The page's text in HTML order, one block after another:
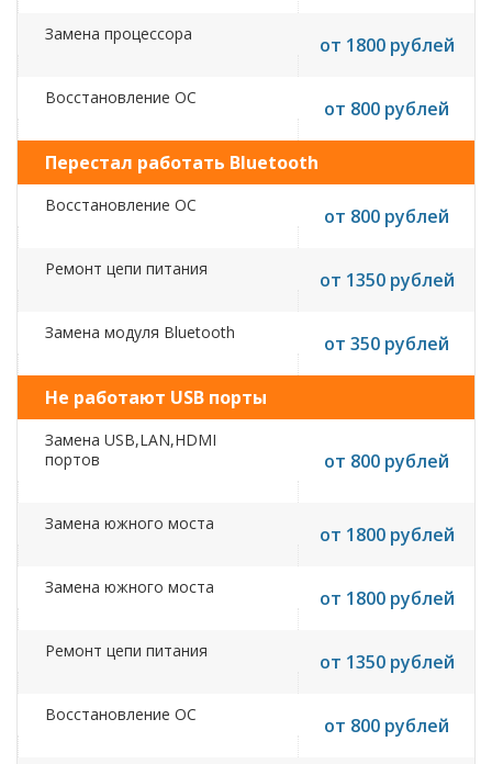
Замена процессора от 1800 рублей
Восстановление ОС от 800 рублей
Перестал работать Bluetooth
Восстановление ОС от 800 рублей
Ремонт цепи питания от 1350 рублей
Замена модуля Bluetooth от 350 рублей
Не работают USB порты
Замена USB,LAN,HDMI
портов
от 800 рублей
Замена южного моста от 1800 рублей
Замена южного моста от 1800 рублей
Ремонт цепи питания от 1350 рублей
Восстановление ОС от 800 рублей